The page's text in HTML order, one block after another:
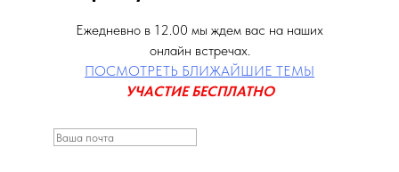
Ежедневно в 12.00 мы ждем вас на наших
онлайн встречах.
ПОСМОТРЕТЬ БЛИЖАЙШИЕ ТЕМЫ
УЧАСТИЕ БЕСПЛАТНО